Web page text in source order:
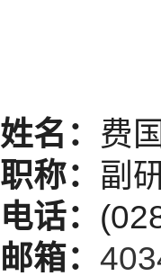
姓名： 费
职称： 副
电话：
邮箱：